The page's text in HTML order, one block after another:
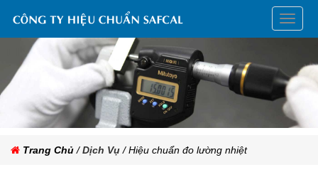
HIỆU
TẠI
ĐÀ
NẴNG
Trang Chủ/ Dịch Vụ/ Hiệu chuẩn đo lường nhiệt